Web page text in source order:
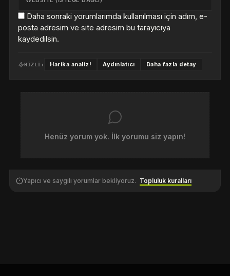
Daha sonraki yorumlarımda kullanılması için adım, e-
posta adresim ve site adresim bu tarayıcıya
kaydedilsin.
HIZLI: Harika analiz! Aydınlatıcı Daha fazla detay
Henüz yorum yok. İlk yorumu siz yapın!
Yapıcı ve saygılı yorumlar bekliyoruz. Topluluk kuralları